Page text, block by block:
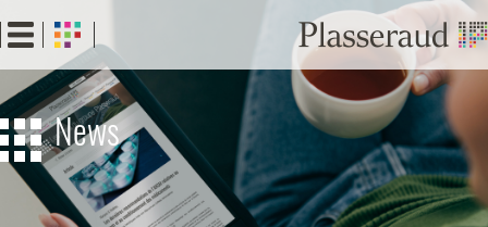
au
contenu
principal
News